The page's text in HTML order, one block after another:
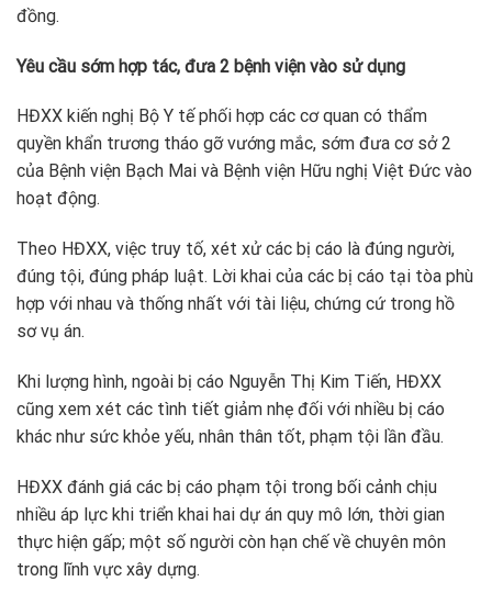
đồng.
Yêu cầu sớm hợp tác, đưa 2 bệnh viện vào sử dụng
HĐXX kiến nghị Bộ Y tế phối hợp các cơ quan có thẩm
quyền khẩn trương tháo gỡ vướng mắc, sớm đưa cơ sở 2
của Bệnh viện Bạch Mai và Bệnh viện Hữu nghị Việt Đức vào
hoạt động.
Theo HĐXX, việc truy tố, xét xử các bị cáo là đúng người,
đúng tội, đúng pháp luật. Lời khai của các bị cáo tại tòa phù
hợp với nhau và thống nhất với tài liệu, chứng cứ trong hồ
sơ vụ án.
Khi lượng hình, ngoài bị cáo Nguyễn Thị Kim Tiến, HĐXX
cũng xem xét các tình tiết giảm nhẹ đối với nhiều bị cáo
khác như sức khỏe yếu, nhân thân tốt, phạm tội lần đầu.
HĐXX đánh giá các bị cáo phạm tội trong bối cảnh chịu
nhiều áp lực khi triển khai hai dự án quy mô lớn, thời gian
thực hiện gấp; một số người còn hạn chế về chuyên môn
trong lĩnh vực xây dựng.